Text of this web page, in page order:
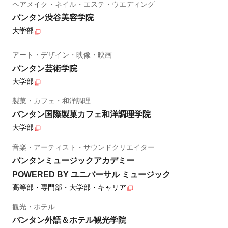
ヘアメイク・ネイル・エステ・ウエディング
バンタン渋谷美容学院
大学部
アート・デザイン・映像・映画
バンタン芸術学院
大学部
製菓・カフェ・和洋調理
バンタン国際製菓カフェ和洋調理学院
大学部
音楽・アーティスト・サウンドクリエイター
バンタンミュージックアカデミー
POWERED BY ユニバーサル ミュージック
高等部・専門部・大学部・キャリア
観光・ホテル
バンタン外語＆ホテル観光学院